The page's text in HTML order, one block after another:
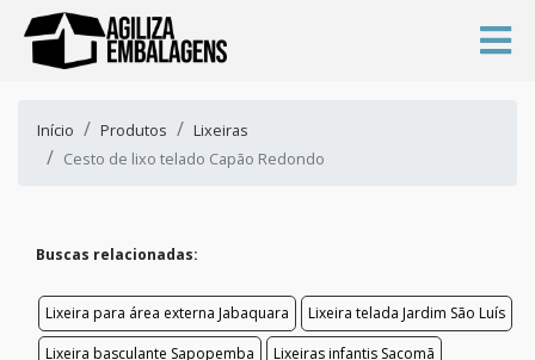
Início Produtos
Lixeiras
Cesto de lixo telado Capão Redondo
Buscas relacionadas:
Lixeira para área externa Jabaquara
Lixeira telada Jardim São Luís
Lixeira basculante Sapopemba
Lixeiras infantis Sacomã